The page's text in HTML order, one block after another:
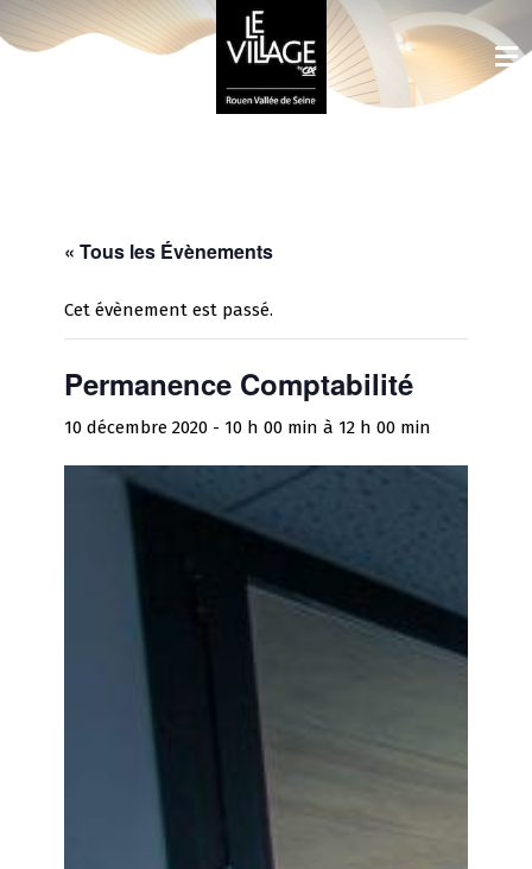
« Tous les Évènements
Cet évènement est passé.
Permanence Comptabilité
10 décembre 2020 - 10 h 00 min à 12 h 00 min